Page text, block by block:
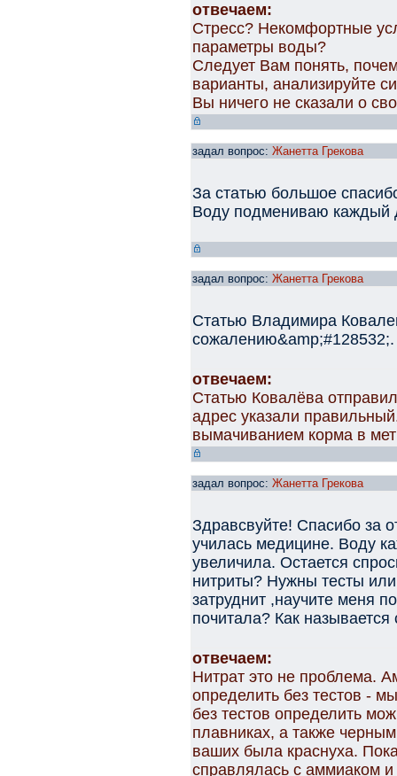
отвечаем:
Стресс? Некомфортные
параметры воды?
Следует Вам понять,
варианты, анализируйте
Вы ничего не сказали о
задал вопрос: Жанетта Грекова
За статью большое
Воду подмениваю каждый
задал вопрос: Жанетта Грекова
Статью Владимира
сожалению&amp;#128532;.
отвечаем:
Статью Ковалёва
адрес указали
вымачиванием корма в
задал вопрос: Жанетта Грекова
Здравсвуйте! Спасибо за
училась медицине. Воду
увеличила. Остается
нитриты? Нужны тесты
затруднит ,научите меня
почитала? Как называется
отвечаем:
Нитрат это не проблема.
определить без тестов -
без тестов определить
плавниках, а также
ваших была краснуха.
справлялась с аммиаком